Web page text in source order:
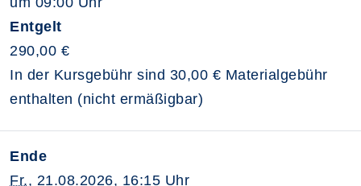
Entgelt
290,00 €
In der Kursgebühr sind 30,00 € Materialgebühr
enthalten (nicht ermäßigbar)
Ende
Fr., 21.08.2026, 16:15 Uhr